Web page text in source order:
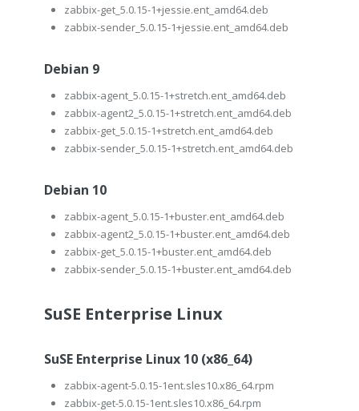
zabbix-get_5.0.15-1+jessie.ent_amd64.deb
zabbix-sender_5.0.15-1+jessie.ent_amd64.deb
Debian 9
zabbix-agent_5.0.15-1+stretch.ent_amd64.deb
zabbix-agent2_5.0.15-1+stretch.ent_amd64.deb
zabbix-get_5.0.15-1+stretch.ent_amd64.deb
zabbix-sender_5.0.15-1+stretch.ent_amd64.deb
Debian 10
zabbix-agent_5.0.15-1+buster.ent_amd64.deb
zabbix-agent2_5.0.15-1+buster.ent_amd64.deb
zabbix-get_5.0.15-1+buster.ent_amd64.deb
zabbix-sender_5.0.15-1+buster.ent_amd64.deb
SuSE Enterprise Linux
SuSE Enterprise Linux 10 (x86_64)
zabbix-agent-5.0.15-1ent.sles10.x86_64.rpm
zabbix-get-5.0.15-1ent.sles10.x86_64.rpm